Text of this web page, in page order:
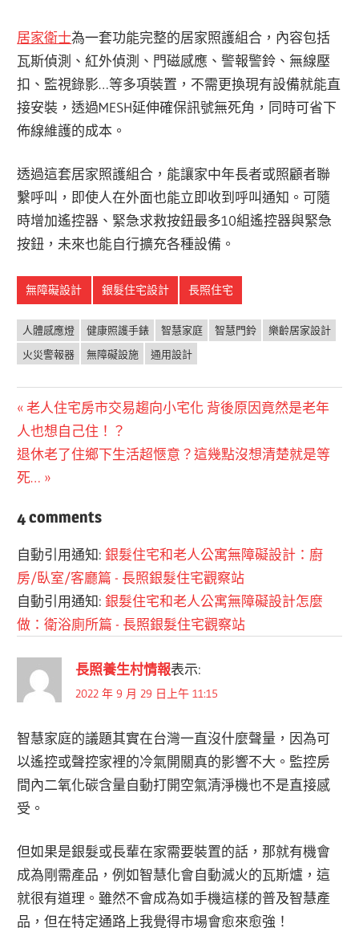
居家衛士為一套功能完整的居家照護組合，內容包括
瓦斯偵測、紅外偵測、門磁感應、警報警鈴、無線壓
扣、監視錄影…等多項裝置，不需更換現有設備就能直
接安裝，透過MESH延伸確保訊號無死角，同時可省下
佈線維護的成本。
透過這套居家照護組合，能讓家中年長者或照顧者聯
繫呼叫，即使人在外面也能立即收到呼叫通知。可隨
時增加遙控器、緊急求救按鈕最多10組遙控器與緊急
按鈕，未來也能自行擴充各種設備。
無障礙設計 銀髮住宅設計 長照住宅
人體感應燈 健康照護手錶 智慧家庭 智慧門鈴
樂齡居家設計
火災警報器
無障礙設施 通用設計
文
章
導
Previous
Post:
老人住宅房市交易趨向小宅化 背後原因竟然是老年
人也想自己住！？
Next
Post:
退休老了住鄉下生活超愜意？這幾點沒想清楚就是等
死…
4 comments
自動引用通知:銀髮住宅和老人公寓無障礙設計：廚
房/臥室/客廳篇 - 長照銀髮住宅觀察站
自動引用通知:銀髮住宅和老人公寓無障礙設計怎麼
做：衛浴廁所篇 - 長照銀髮住宅觀察站
長照養生村情報表示:
2022 年 9 月 29 日上午 11:15
智慧家庭的議題其實在台灣一直沒什麼聲量，因為可
以遙控或聲控家裡的冷氣開關真的影響不大。監控房
間內二氧化碳含量自動打開空氣清淨機也不是直接感
受。
但如果是銀髮或長輩在家需要裝置的話，那就有機會
成為剛需產品，例如智慧化會自動滅火的瓦斯爐，這
就很有道理。雖然不會成為如手機這樣的普及智慧產
品，但在特定通路上我覺得市場會愈來愈強！